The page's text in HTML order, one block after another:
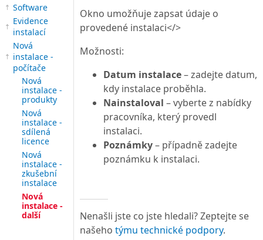
Software
Evidence
instalací
Nová
instalace -
počítače
Nová
instalace -
produkty
Nová
instalace -
sdílená
licence
Nová
instalace -
zkušební
instalace
Nová
instalace -
další
Okno umožňuje zapsat údaje o
provedené instalaci</>
Možnosti:
Datum instalace– zadejte datum,
kdy instalace proběhla.
Nainstaloval – vyberte z nabídky
pracovníka, který provedl
instalaci.
Poznámky– případně zadejte
poznámku k instalaci.
Nenašli jste co jste hledali? Zeptejte se
našeho týmu technické podpory.